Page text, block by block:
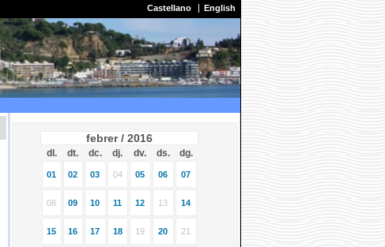
Castellano English
febrer / 2016
dl. dt. dc. dj. dv. ds. dg.
01 02 03 04 05 06 07
08 09 10 11 12 13 14
15 16 17 18 19 20 21